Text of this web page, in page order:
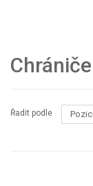
Řadit podle